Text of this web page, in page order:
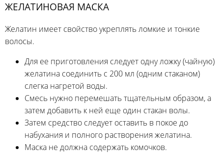
ЖЕЛАТИНОВАЯ МАСКА
Желатин имеет свойство укреплять ломкие и тонкие
волосы.
Для ее приготовления следует одну ложку (чайную)
желатина соединить с 200 мл (одним стаканом)
слегка нагретой воды.
Смесь нужно перемешать тщательным образом, а
затем добавить к ней еще один стакан волы.
Затем средство следует оставить в покое до
набухания и полного растворения желатина.
Маска не должна содержать комочков.